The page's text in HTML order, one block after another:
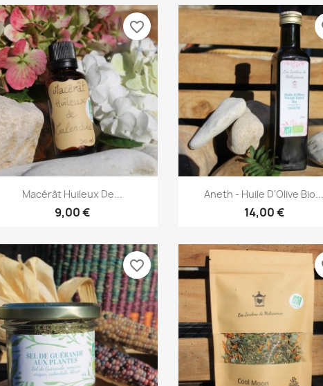
Aperçu rapide
Macérât Huileux De...
9,00 €
favorite_border
 Aperçu rapide
Aneth - Huile D'Olive Bio...
14,00 €
favorite_border